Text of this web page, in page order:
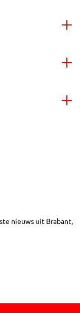
nieuws uit Brabant,